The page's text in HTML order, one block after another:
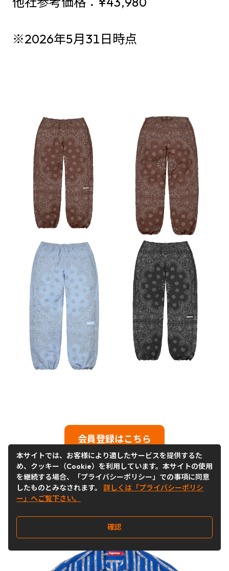
※2026年5月31日時点
会員登録はこちら
アイテムの詳細はこちら
本サイトでは、お客様により適したサービスを提供するた
め、クッキー（Cookie）を利用しています。本サイトの使用
を継続する場合、「プライバシーポリシー」での事項に同意
したものとみなされます。 詳しくは「プライバシーポリシ
ー」へご覧下さい。
確認